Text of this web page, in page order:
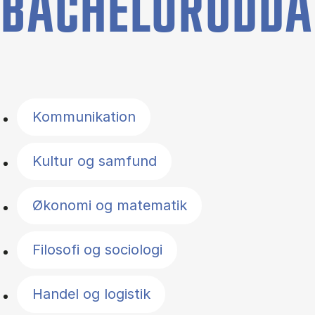
Kommunikation
Kultur og samfund
Økonomi og matematik
Filosofi og sociologi
Handel og logistik